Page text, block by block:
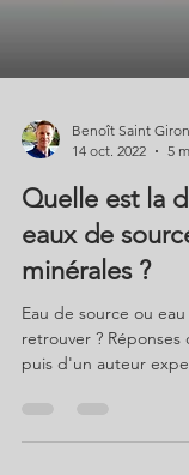
Benoît Saint
14 oct. 2022
Quelle est la
eaux de
minérales ?
retrouver ? Réponses confuses d'un professeur